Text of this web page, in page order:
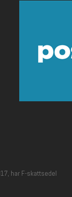
har F-skattsedel